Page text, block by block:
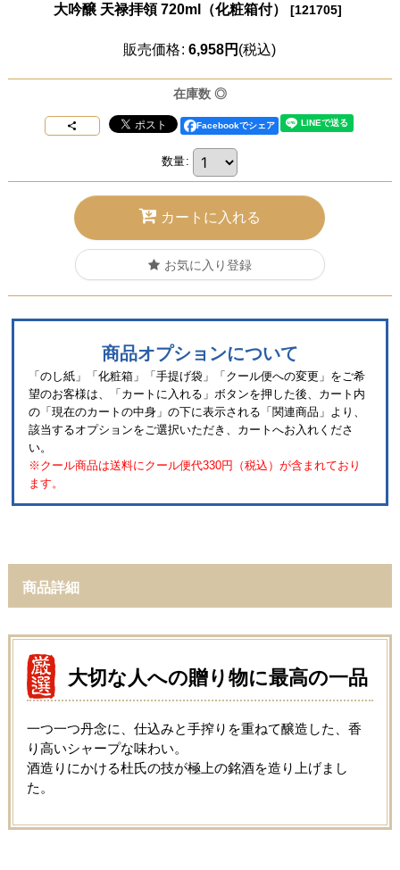
大吟醸 天禄拝領 720ml（化粧箱付） [121705]
販売価格: 6,958円 (税込)
在庫数 ◎
Facebookでシェア
数量:
カートに入れる
お気に入り登録
商品オプションについて
「のし紙」「化粧箱」「手提げ袋」「クール便への変更」をご希
望のお客様は、「カートに入れる」ボタンを押した後、カート内
の「現在のカートの中身」の下に表示される「関連商品」より、
該当するオプションをご選択いただき、カートへお入れくださ
い。
※クール商品は送料にクール便代330円（税込）が含まれており
ます。
商品詳細
大切な人への贈り物に最高の一品
一つ一つ丹念に、仕込みと手搾りを重ねて醸造した、香
り高いシャープな味わい。
酒造りにかける杜氏の技が極上の銘酒を造り上げまし
た。